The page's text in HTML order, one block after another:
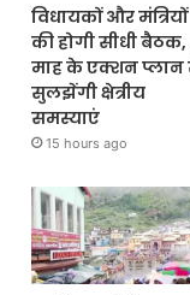
विधायकों और मंत्रियों
की होगी सीधी बैठक,
माह के एक्शन प्लान
सुलझेंगी क्षेत्रीय
समस्याएं
15 hours ago